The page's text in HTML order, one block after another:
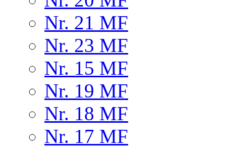
Nr. 21 MF
Nr. 23 MF
Nr. 15 MF
Nr. 19 MF
Nr. 18 MF
Nr. 17 MF